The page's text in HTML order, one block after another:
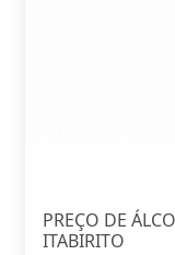
PREÇO DE
ITABIRITO